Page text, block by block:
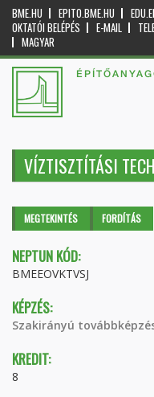
BME.HU EPITO.BME.HU
OKTATÓI BELÉPÉS
E-MAIL
MAGYAR
VÍZTISZTÍTÁSI
Elsődleges fülek
MEGTEKINTÉS (AKTÍVFORDÍTÁS
NEPTUN KÓD:
BMEEOVKTVSJ
KÉPZÉS:
Szakirányú
KREDIT:
8